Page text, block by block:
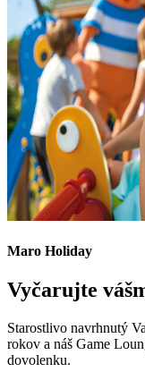
Maro Holiday
Vyčarujte
Starostlivo navrhnutý
rokov a náš Game
dovolenku.